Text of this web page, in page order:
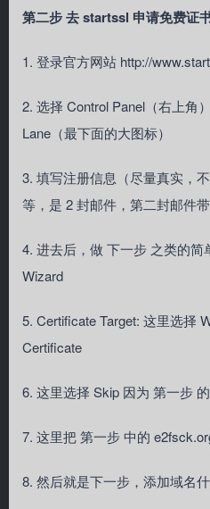
第二步 去 startssl 申请免费证
1. 登录官方网站 http://
2. 选择 Control Panel（右上角
Lane（最下面的大图标）
3. 填写注册信息（尽量真实，
等，是 2 封邮件，第二封邮件
4. 进去后，做 下一步 之类的
Wizard
5. Certificate Target: 这里选择
Certificate
6. 这里选择 Skip 因为 第一步
7. 这里把 第一步 中的
8. 然后就是下一步，添加域名